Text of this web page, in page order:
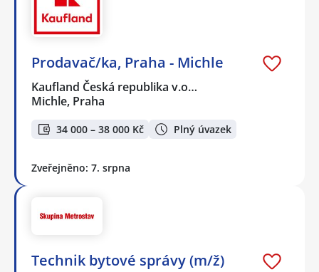
Prodavač/ka, Praha - Michle
Kaufland Česká republika v.o…
Michle, Praha
34 000 – 38 000 Kč Plný úvazek
Zveřejněno: 7. srpna
Technik bytové správy (m/ž)